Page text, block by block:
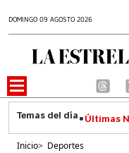
DOMINGO 09 AGOSTO 2026
Últimas
Inicio> Deportes